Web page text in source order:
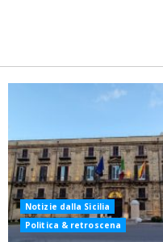
Notizie dalla Sicilia
Politica & retroscena